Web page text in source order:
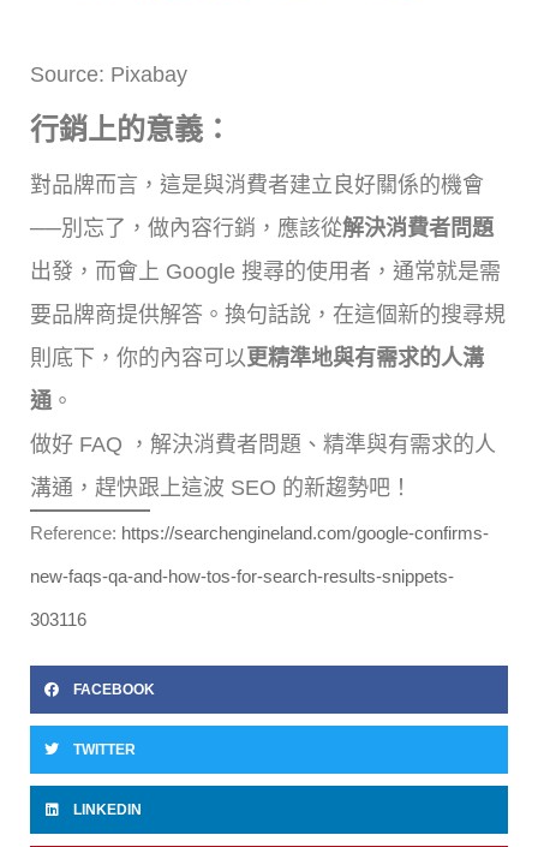
Source: Pixabay
行銷上的意義：
對品牌而言，這是與消費者建立良好關係的機會
──別忘了，做內容行銷，應該從解決消費者問題
出發，而會上 Google 搜尋的使用者，通常就是需
要品牌商提供解答。換句話說，在這個新的搜尋規
則底下，你的內容可以更精準地與有需求的人溝
通。
做好 FAQ ，解決消費者問題、精準與有需求的人
溝通，趕快跟上這波 SEO 的新趨勢吧！
Reference: https://searchengineland.com/google-confirms-
new-faqs-qa-and-how-tos-for-search-results-snippets-
303116
FACEBOOK
TWITTER
LINKEDIN